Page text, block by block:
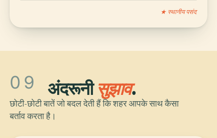
★ स्थानीय पसंद
09 अंदरूनीसुझाव.
छोटी-छोटी बातें जो बदल देती हैं कि शहर आपके साथ कैसा
बर्ताव करता है।